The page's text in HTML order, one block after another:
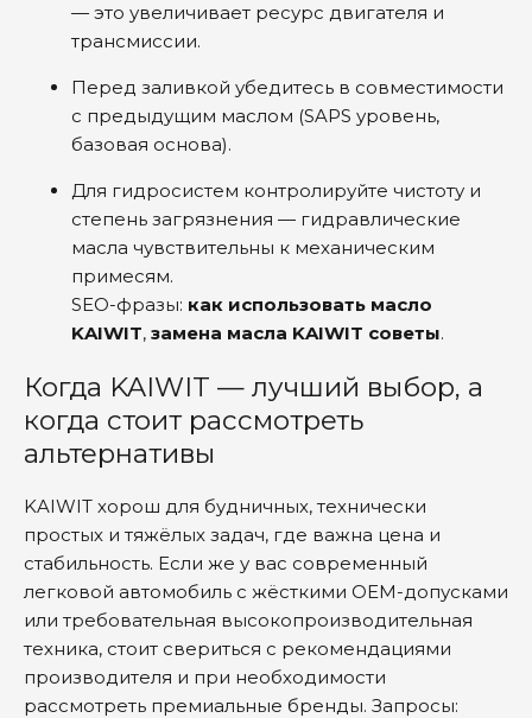
— это увеличивает ресурс двигателя и
трансмиссии.
Перед заливкой убедитесь в совместимости
с предыдущим маслом (SAPS уровень,
базовая основа).
Для гидросистем контролируйте чистоту и
степень загрязнения — гидравлические
масла чувствительны к механическим
примесям.
SEO-фразы: как использовать масло
KAIWIT, замена масла KAIWIT советы.
Когда KAIWIT — лучший выбор, а
когда стоит рассмотреть
альтернативы
KAIWIT хорош для будничных, технически
простых и тяжёлых задач, где важна цена и
стабильность. Если же у вас современный
легковой автомобиль с жёсткими OEM-допусками
или требовательная высокопроизводительная
техника, стоит свериться с рекомендациями
производителя и при необходимости
рассмотреть премиальные бренды. Запросы: